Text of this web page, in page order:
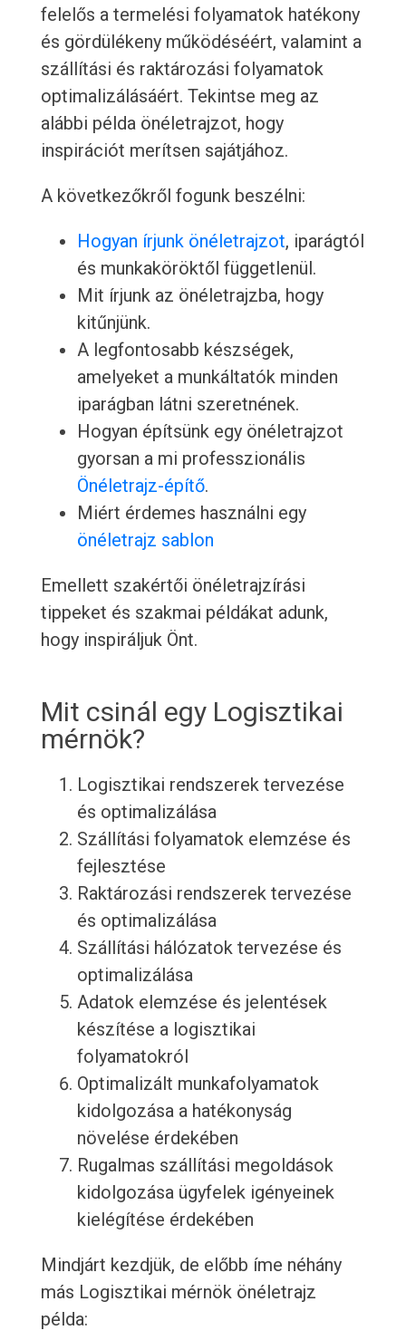
felelős a termelési folyamatok hatékony
és gördülékeny működéséért, valamint a
szállítási és raktározási folyamatok
optimalizálásáért. Tekintse meg az
alábbi példa önéletrajzot, hogy
inspirációt merítsen sajátjához.
A következőkről fogunk beszélni:
Hogyan írjunk önéletrajzot, iparágtól
és munkaköröktől függetlenül.
Mit írjunk az önéletrajzba, hogy
kitűnjünk.
A legfontosabb készségek,
amelyeket a munkáltatók minden
iparágban látni szeretnének.
Hogyan építsünk egy önéletrajzot
gyorsan a mi professzionális
Önéletrajz-építő.
Miért érdemes használni egy
önéletrajz sablon
Emellett szakértői önéletrajzírási
tippeket és szakmai példákat adunk,
hogy inspiráljuk Önt.
Mit csinál egy Logisztikai
mérnök?
Logisztikai rendszerek tervezése
és optimalizálása
Szállítási folyamatok elemzése és
fejlesztése
Raktározási rendszerek tervezése
és optimalizálása
Szállítási hálózatok tervezése és
optimalizálása
Adatok elemzése és jelentések
készítése a logisztikai
folyamatokról
Optimalizált munkafolyamatok
kidolgozása a hatékonyság
növelése érdekében
Rugalmas szállítási megoldások
kidolgozása ügyfelek igényeinek
kielégítése érdekében
Mindjárt kezdjük, de előbb íme néhány
más Logisztikai mérnök önéletrajz
példa: